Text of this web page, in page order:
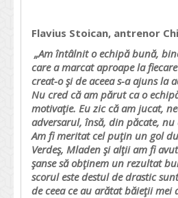
Flavius Stoican, antrenor
„Am întâlnit o echipă bună,
care a marcat aproape la
creat-o şi de aceea s-a ajuns la
Nu cred că am părut ca o
motivaţie. Eu zic că am jucat,
adversarul, însă, din păcate,
Am fi meritat cel puţin un gol
Verdeş, Mladen şi alţii am fi
şanse să obţinem un rezultat
scorul este destul de drastic
de ceea ce au arătat băieţii mei